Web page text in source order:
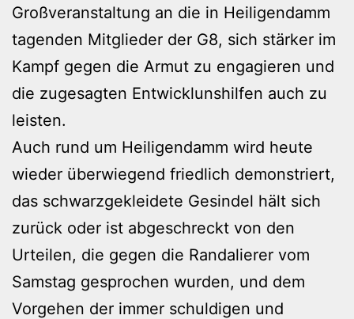
Großveranstaltung an die in Heiligendamm
tagenden Mitglieder der G8, sich stärker im
Kampf gegen die Armut zu engagieren und
die zugesagten Entwicklunshilfen auch zu
leisten.
Auch rund um Heiligendamm wird heute
wieder überwiegend friedlich demonstriert,
das schwarzgekleidete Gesindel hält sich
zurück oder ist abgeschreckt von den
Urteilen, die gegen die Randalierer vom
Samstag gesprochen wurden, und dem
Vorgehen der immer schuldigen und